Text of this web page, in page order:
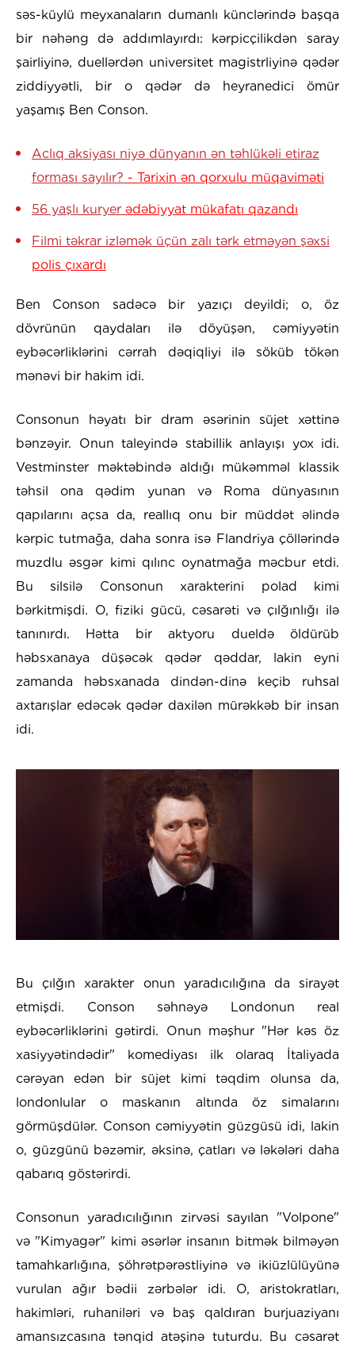
səs-küylü meyxanaların dumanlı künclərində başqa
bir nəhəng də addımlayırdı: kərpicçilikdən saray
şairliyinə, duellərdən universitet magistrliyinə qədər
ziddiyyətli, bir o qədər də heyranedici ömür
yaşamış Ben Conson.
Aclıq aksiyası niyə dünyanın ən təhlükəli etiraz
forması sayılır? - Tarixin ən qorxulu müqaviməti
56 yaşlı kuryer ədəbiyyat mükafatı qazandı
Filmi təkrar izləmək üçün zalı tərk etməyən şəxsi
polis çıxardı
Ben Conson sadəcə bir yazıçı deyildi; o, öz
dövrünün qaydaları ilə döyüşən, cəmiyyətin
eybəcərliklərini cərrah dəqiqliyi ilə söküb tökən
mənəvi bir hakim idi.
Consonun həyatı bir dram əsərinin süjet xəttinə
bənzəyir. Onun taleyində stabillik anlayışı yox idi.
Vestminster məktəbində aldığı mükəmməl klassik
təhsil ona qədim yunan və Roma dünyasının
qapılarını açsa da, reallıq onu bir müddət əlində
kərpic tutmağa, daha sonra isə Flandriya çöllərində
muzdlu əsgər kimi qılınc oynatmağa məcbur etdi.
Bu silsilə Consonun xarakterini polad kimi
bərkitmişdi. O, fiziki gücü, cəsarəti və çılğınlığı ilə
tanınırdı. Hətta bir aktyoru dueldə öldürüb
həbsxanaya düşəcək qədər qəddar, lakin eyni
zamanda həbsxanada dindən-dinə keçib ruhsal
axtarışlar edəcək qədər daxilən mürəkkəb bir insan
idi.
Bu çılğın xarakter onun yaradıcılığına da sirayət
etmişdi. Conson səhnəyə Londonun real
eybəcərliklərini gətirdi. Onun məşhur "Hər kəs öz
xasiyyətindədir" komediyası ilk olaraq İtaliyada
cərəyan edən bir süjet kimi təqdim olunsa da,
londonlular o maskanın altında öz simalarını
görmüşdülər. Conson cəmiyyətin güzgüsü idi, lakin
o, güzgünü bəzəmir, əksinə, çatları və ləkələri daha
qabarıq göstərirdi.
Consonun yaradıcılığının zirvəsi sayılan "Volpone"
və "Kimyagər" kimi əsərlər insanın bitmək bilməyən
tamahkarlığına, şöhrətpərəstliyinə və ikiüzlülüyünə
vurulan ağır bədii zərbələr idi. O, aristokratları,
hakimləri, ruhaniləri və baş qaldıran burjuaziyanı
amansızcasına tənqid atəşinə tuturdu. Bu cəsarət